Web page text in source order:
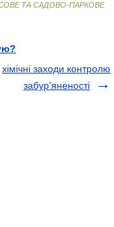
ТА САДОВО-ПАРКОВЕ
хімічні заходи контролю
забур'яненості